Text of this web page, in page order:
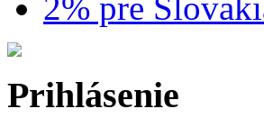
2% pre
Prihlásenie